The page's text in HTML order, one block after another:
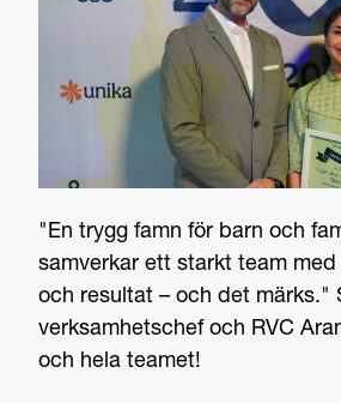
"En trygg famn för barn och
samverkar ett starkt team
och resultat – och det märks."
verksamhetschef och RVC
och hela teamet!